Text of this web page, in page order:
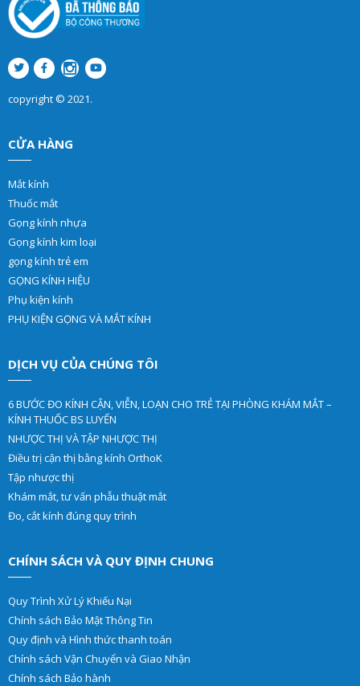
copyright © 2021.
CỬA HÀNG
Mắt kính
Thuốc mắt
Gọng kính nhựa
Gọng kính kim loại
gọng kính trẻ em
GỌNG KÍNH HIỆU
Phụ kiện kính
PHỤ KIỆN GỌNG VÀ MẮT KÍNH
DỊCH VỤ CỦA CHÚNG TÔI
6 BƯỚC ĐO KÍNH CẬN, VIỄN, LOẠN CHO TRẺ TẠI PHÒNG KHÁM MẮT –
KÍNH THUỐC BS LUYẾN
NHƯỢC THỊ VÀ TẬP NHƯỢC THỊ
Điều trị cận thị bằng kính OrthoK
Tập nhược thị
Khám mắt, tư vấn phẫu thuật mắt
Đo, cắt kính đúng quy trình
CHÍNH SÁCH VÀ QUY ĐỊNH CHUNG
Quy Trình Xử Lý Khiếu Nại
Chính sách Bảo Mật Thông Tin
Quy định và Hình thức thanh toán
Chính sách Vận Chuyển và Giao Nhận
Chính sách Bảo hành